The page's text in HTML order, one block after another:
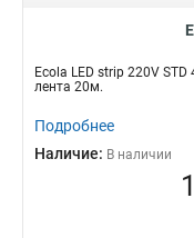
Ecola LED strip 220V
лента 20м.
Подробнее
Наличие: В наличии